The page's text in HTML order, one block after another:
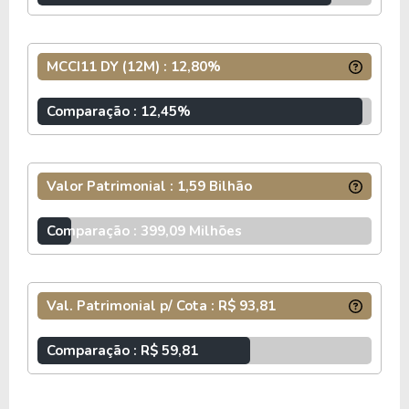
Estrutura do fundo e taxas
do resultado apurado em caixa, conforme a
regulamentação aplicável.
Os rendimentos são isentos de imposto de renda
para pessoas físicas, enquanto o ganho de capital
na venda das cotas é tributado à alíquota de 20%.
0,20% ao ano e taxa de gestão de 0,80% ao ano,
além de taxa de performance de 20% sobre o que
INFORMAÇÕES ADICIONAIS
MCCI11 DY (12M) : 12,80%
Comparação : 12,45%
Valor Patrimonial : 1,59 Bilhão
Comparação : 399,09 Milhões
Val. Patrimonial p/ Cota : R$ 93,81
Comparação : R$ 59,81